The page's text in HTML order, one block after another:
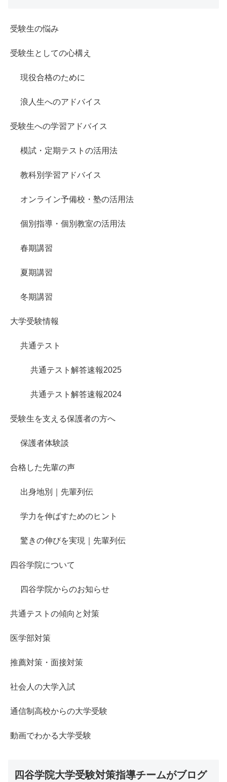
受験生の悩み
受験生としての心構え
現役合格のために
浪人生へのアドバイス
受験生への学習アドバイス
模試・定期テストの活用法
教科別学習アドバイス
オンライン予備校・塾の活用法
個別指導・個別教室の活用法
春期講習
夏期講習
冬期講習
大学受験情報
共通テスト
共通テスト解答速報2025
共通テスト解答速報2024
受験生を支える保護者の方へ
保護者体験談
合格した先輩の声
出身地別｜先輩列伝
学力を伸ばすためのヒント
驚きの伸びを実現｜先輩列伝
四谷学院について
四谷学院からのお知らせ
共通テストの傾向と対策
医学部対策
推薦対策・面接対策
社会人の大学入試
通信制高校からの大学受験
動画でわかる大学受験
四谷学院大学受験対策指導チームがブログ